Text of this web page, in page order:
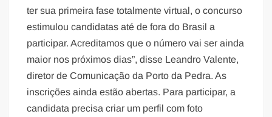
ter sua primeira fase totalmente virtual, o concurso
estimulou candidatas até de fora do Brasil a
participar. Acreditamos que o número vai ser ainda
maior nos próximos dias”, disse Leandro Valente,
diretor de Comunicação da Porto da Pedra. As
inscrições ainda estão abertas. Para participar, a
candidata precisa criar um perfil com foto